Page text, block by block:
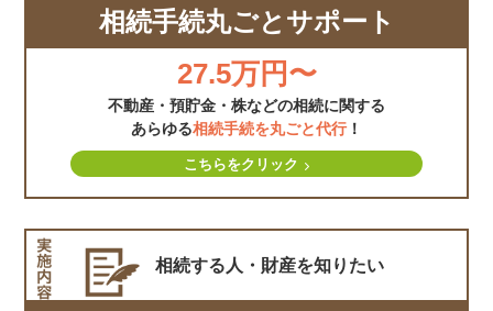
相続手続丸ごとサポート
27.5万円〜
不動産・預貯金・株などの相続に関する
あらゆる相続手続を丸ごと代行！
こちらをクリック
相続する人・財産を知りたい